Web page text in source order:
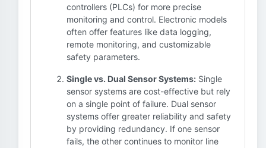
controllers (PLCs) for more precise
monitoring and control. Electronic models
often offer features like data logging,
remote monitoring, and customizable
safety parameters.
Single vs. Dual Sensor Systems: Single
sensor systems are cost-effective but rely
on a single point of failure. Dual sensor
systems offer greater reliability and safety
by providing redundancy. If one sensor
fails, the other continues to monitor line